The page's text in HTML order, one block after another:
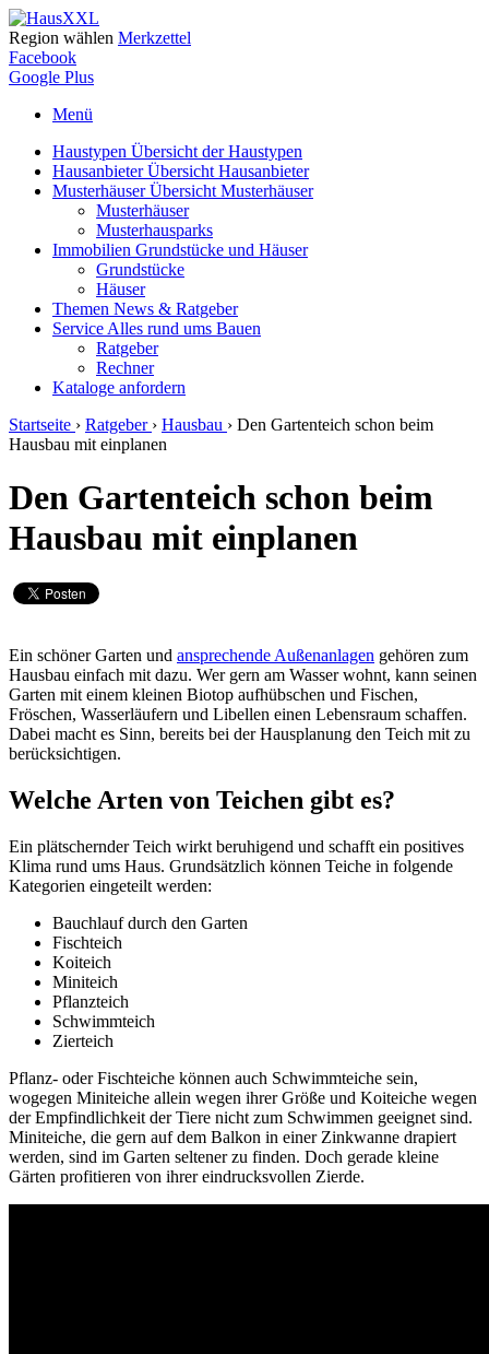
Region wählen Merkzettel
Facebook
Google Plus
Menü
Haustypen Übersicht der Haustypen
HausanbieterÜbersicht Hausanbieter
MusterhäuserÜbersicht Musterhäuser
Musterhäuser
Musterhausparks
Immobilien Grundstücke und Häuser
Grundstücke
Häuser
Themen News & Ratgeber
Service Alles rund ums Bauen
Ratgeber
Rechner
Kataloge anfordern
Startseite › Ratgeber › Hausbau › Den Gartenteich schon beim
Hausbau mit einplanen
Den Gartenteich schon beim
Hausbau mit einplanen
Ein schöner Garten und ansprechende Außenanlagen gehören zum
Hausbau einfach mit dazu. Wer gern am Wasser wohnt, kann seinen
Garten mit einem kleinen Biotop aufhübschen und Fischen,
Fröschen, Wasserläufern und Libellen einen Lebensraum schaffen.
Dabei macht es Sinn, bereits bei der Hausplanung den Teich mit zu
berücksichtigen.
Welche Arten von Teichen gibt es?
Ein plätschernder Teich wirkt beruhigend und schafft ein positives
Klima rund ums Haus. Grundsätzlich können Teiche in folgende
Kategorien eingeteilt werden:
Bauchlauf durch den Garten
Fischteich
Koiteich
Miniteich
Pflanzteich
Schwimmteich
Zierteich
Pflanz- oder Fischteiche können auch Schwimmteiche sein,
wogegen Miniteiche allein wegen ihrer Größe und Koiteiche wegen
der Empfindlichkeit der Tiere nicht zum Schwimmen geeignet sind.
Miniteiche, die gern auf dem Balkon in einer Zinkwanne drapiert
werden, sind im Garten seltener zu finden. Doch gerade kleine
Gärten profitieren von ihrer eindrucksvollen Zierde.